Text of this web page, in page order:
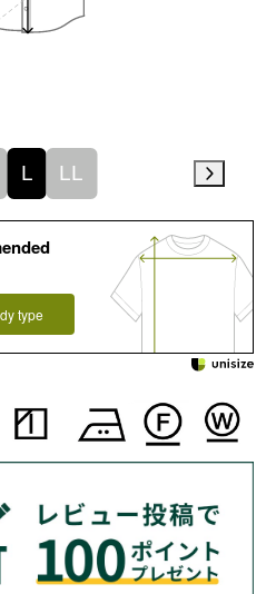
L LL
type